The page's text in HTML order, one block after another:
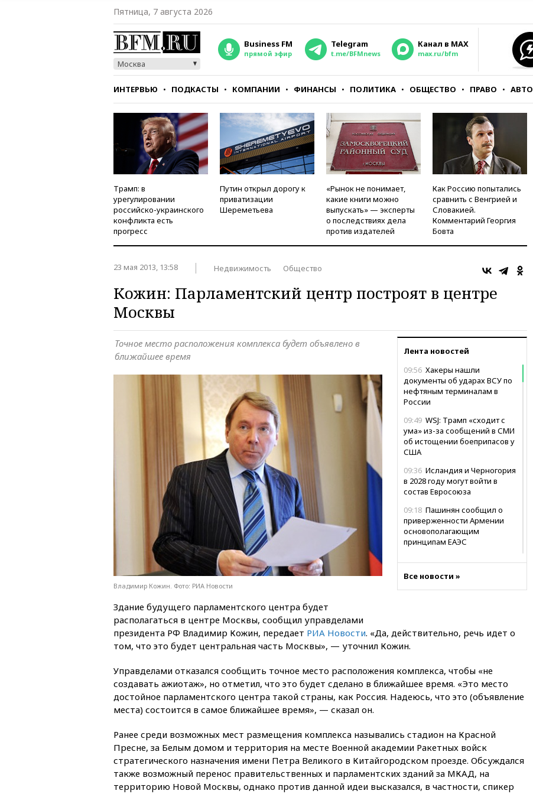
Пятница, 7 августа 2026
Москва
Business FM
прямой эфир
Telegram
t.me/BFMnews
Канал в MAX
max.ru/bfm
ИНТЕРВЬЮ ПОДКАСТЫ КОМПАНИИ ФИНАНСЫ ПОЛИТИКА ОБЩЕСТВО ПРАВО АВТО
СТИЛЬ ТЕСТЫ
Трамп: в
урегулировании
российско-украинского
конфликта есть
прогресс
Путин открыл дорогу к
приватизации
Шереметьева
«Рынок не понимает,
какие книги можно
выпускать» — эксперты
о последствиях дела
против издателей
Как Россию попытались
сравнить с Венгрией и
Словакией.
Комментарий Георгия
Бовта
23 мая 2013, 13:58 Недвижимость Общество
Кожин: Парламентский центр построят в центре
Москвы
Лента новостей
09:56 Хакеры нашли
документы об ударах ВСУ по
нефтяным терминалам в
России
09:49 WSJ: Трамп «сходит с
ума» из-за сообщений в СМИ
об истощении боеприпасов у
США
09:36 Исландия и Черногория
в 2028 году могут войти в
состав Евросоюза
09:18 Пашинян сообщил о
приверженности Армении
основополагающим
принципам ЕАЭС
попросили уволиться
осужденного в России
08:22
07:52
В Таиланде ученик
устроил стрельбу в школе:
есть жертвы
привел к эвакуации жителей
06:00 Суд обязал Meta
выплатить $567 млн по делу о
вреде психическому
здоровью детей
Все новости »
Точное место расположения комплекса будет объявлено в
ближайшее время
Владимир Кожин. Фото: РИА Новости
Здание будущего парламентского центра будет
располагаться в центре Москвы, сообщил управделами
президента РФ Владимир Кожин, передает РИА Новости. «Да, действительно, речь идет о
том, что это будет центральная часть Москвы», — уточнил Кожин.
Управделами отказался сообщить точное место расположения комплекса, чтобы «не
создавать ажиотаж», но отметил, что это будет сделано в ближайшее время. «Это место
достойное парламентского центра такой страны, как Россия. Надеюсь, что это (объявление
места) состоится в самое ближайшее время», — сказал он.
Ранее среди возможных мест размещения комплекса назывались стадион на Красной
Пресне, за Белым домом и территория на месте Военной академии Ракетных войск
стратегического назначения имени Петра Великого в Китайгородском проезде. Обсуждался
также возможный перенос правительственных и парламентских зданий за МКАД, на
территорию Новой Москвы, однако против данной идеи высказался, в частности, спикер